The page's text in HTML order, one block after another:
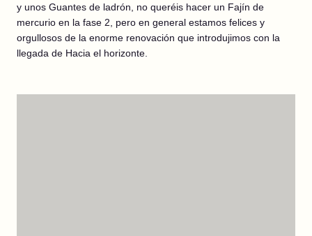
y unos Guantes de ladrón, no queréis hacer un Fajín de
mercurio en la fase 2, pero en general estamos felices y
orgullosos de la enorme renovación que introdujimos con la
llegada de Hacia el horizonte.